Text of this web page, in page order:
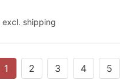
excl. shipping
1 2 3 4 5